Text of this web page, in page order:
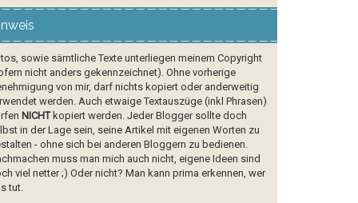
sowie sämtliche Texte unterliegen meinem Copyright
nicht anders gekennzeichnet). Ohne vorherige
von mir, darf nichts kopiert oder anderweitig
werden. Auch etwaige Textauszüge (inkl Phrasen)
NICHTkopiert werden. Jeder Blogger sollte doch
in der Lage sein, seine Artikel mit eigenen Worten zu
- ohne sich bei anderen Bloggern zu bedienen.
muss man mich auch nicht, eigene Ideen sind
viel netter ;) Oder nicht? Man kann prima erkennen, wer
tut.